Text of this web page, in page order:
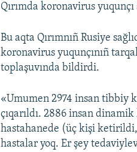
Qırımda koronavirus
Bu aqta Qırımnıñ Rusiye
koronavirus yuqunçınıñ
toplaşuvında bildirdi.
«Umumen 2974 insan tibbiy
çıqarıldı. 2886 insan
hastahanede (üç kişi ketirildi,
hastalar yoq. Er şey